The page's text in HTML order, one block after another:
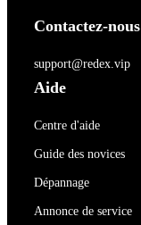
Contactez-nous
support@redex.vip
Aide
Centre d'aide
Guide des novices
Dépannage
Annonce de service